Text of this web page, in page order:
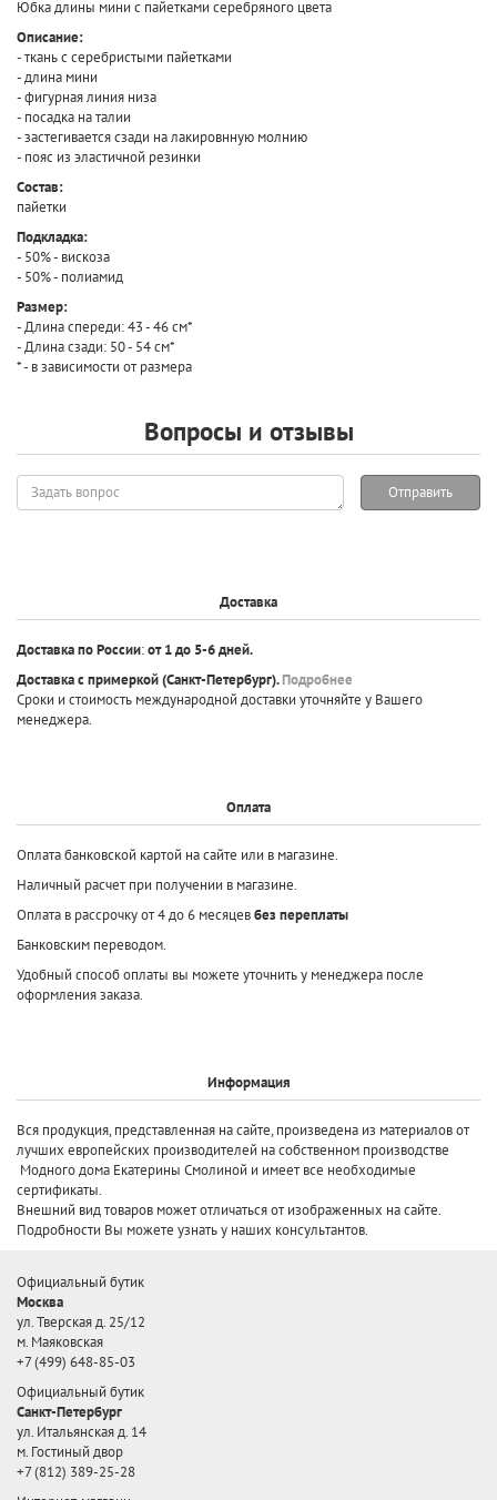
Юбка длины мини с пайетками серебряного цвета
Описание:
- ткань с серебристыми пайетками
- длина мини
- фигурная линия низа
- посадка на талии
- застегивается сзади на лакировнную молнию
- пояс из эластичной резинки
Состав:
пайетки
Подкладка:
- 50% - вискоза
- 50% - полиамид
Размер:
- Длина спереди: 43 - 46 см*
- Длина сзади: 50 - 54 см*
* - в зависимости от размера
Вопросы и отзывы
Задать
вопрос
Отправить
Доставка
Доставка по России:от 1 до 5-6 дней.
Доставка с примеркой(Санкт-Петербург).Подробнее
Сроки и стоимость международной доставки уточняйте у Вашего
менеджера.
Оплата
Оплата банковской картой на сайте или в магазине.
Наличный расчет при получении в магазине.
Оплата в рассрочку от 4 до 6 месяцевбез переплаты
Банковским переводом.
Удобный способ оплаты вы можете уточнить у менеджера после
оформления заказа.
Информация
Вся продукция, представленная на сайте, произведена из материалов от
лучших европейских производителей на собственном производстве
Модного дома Екатерины Смолиной и имеет все необходимые
сертификаты.
Внешний вид товаров может отличаться от изображенных на сайте.
Подробности Вы можете узнать у наших консультантов.
Официальный бутик
Москва
ул. Тверская д. 25/12
м. Маяковская
+7 (499) 648-85-03
Официальный бутик
Санкт-Петербург
ул. Итальянская д. 14
м. Гостиный двор
+7 (812) 389-25-28